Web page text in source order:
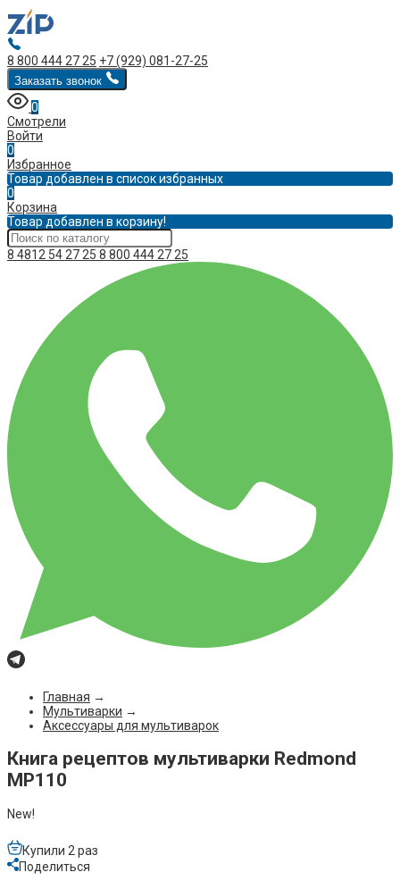
8 800 444 27 25 +7 (929) 081-27-25
Заказать звонок
0
Смотрели
Войти
0
Избранное
Товар добавлен в список избранных
0
Корзина
Товар добавлен в корзину!
8 4812 54 27 25 8 800 444 27 25
Главная →
Мультиварки →
Аксессуары для мультиварок
Книга рецептов мультиварки Redmond
MP110
New!
Купили 2 раз
Поделиться